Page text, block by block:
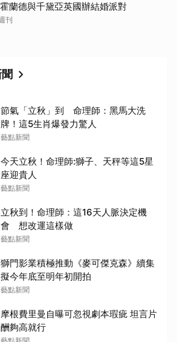
蘭德與千黛亞英國辦結婚派對
刊
節氣「立秋」到 命理師：黑馬大洗
牌！這5生肖爆發力驚人
藝點新聞
今天立秋！命理師:獅子、天秤等這5星
座迎貴人
藝點新聞
立秋到！命理師：這16天人脈決定機
會 想改運這樣做
藝點新聞
獅門影業積極推動《麥可傑克森》續集
擬今年底至明年初開拍
藝點新聞
摩根費里曼自曝可忽視劇本瑕疵 坦言片
酬夠高就行